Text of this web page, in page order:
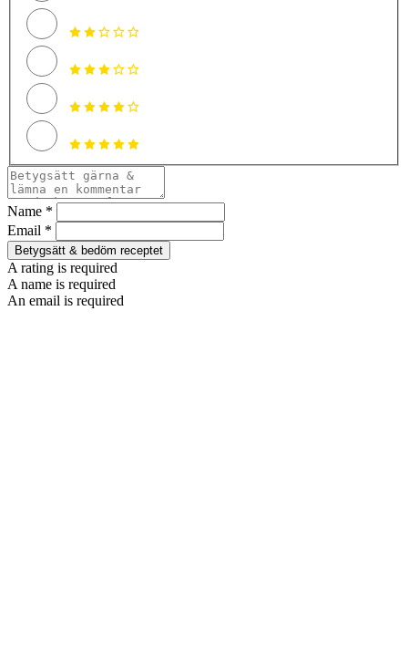
Name *
Email *
Betygsätt & bedöm receptet
A rating is required
A name is required
An email is required